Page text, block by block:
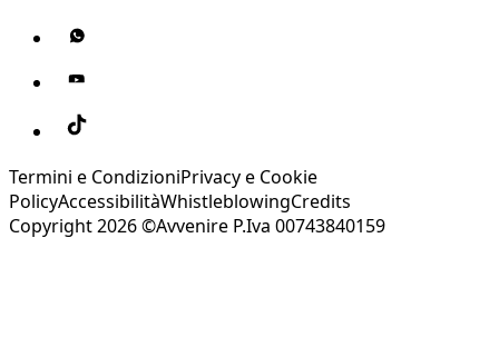
Termini e CondizioniPrivacy e Cookie
PolicyAccessibilitàWhistleblowingCredits
Copyright 2026 ©Avvenire P.Iva 00743840159